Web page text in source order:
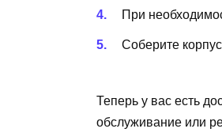
При
Соберите
Теперь у вас есть
обслуживание или